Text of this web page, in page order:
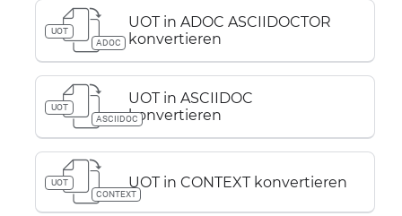
UOT
ADOC
UOT in ADOC ASCIIDOCTOR
konvertieren
UOT
ASCIIDOC
UOT in ASCIIDOC
konvertieren
UOT
CONTEXT
UOT in CONTEXT konvertieren